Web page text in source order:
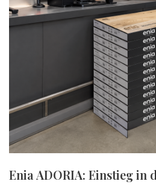
Enia ADORIA: Einstieg in